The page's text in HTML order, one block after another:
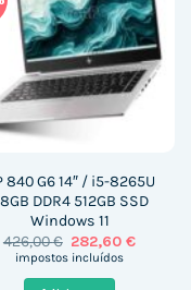
840 G6 14″ / i5-8265U
DDR4 512GB SSD
Windows 11
426,00€ O
preço
282,60€O
impostos incluídos